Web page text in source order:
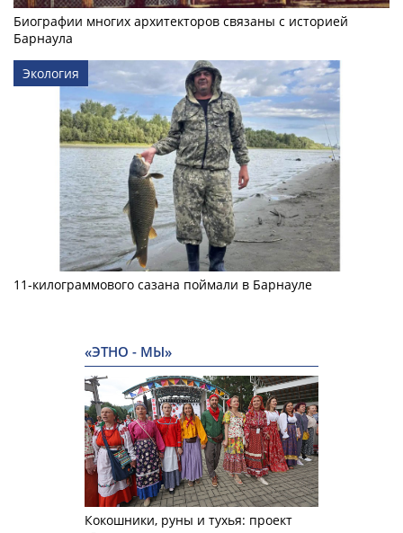
Биографии многих архитекторов связаны с историей
Барнаула
Экология
11-килограммового сазана поймали в Барнауле
«ЭТНО - МЫ»
Кокошники, руны и тухья: проект